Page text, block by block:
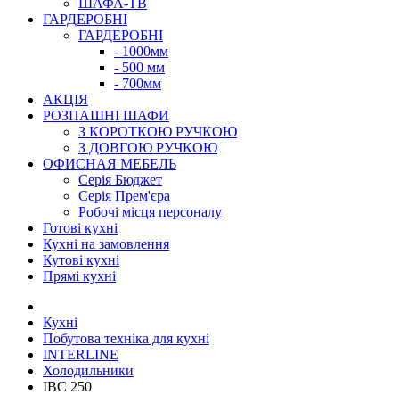
ШАФА-ТВ
ГАРДЕРОБНІ
ГАРДЕРОБНІ
- 1000мм
- 500 мм
- 700мм
АКЦІЯ
РОЗПАШНІ ШАФИ
З КОРОТКОЮ РУЧКОЮ
З ДОВГОЮ РУЧКОЮ
ОФИСНАЯ МЕБЕЛЬ
Серія Бюджет
Серія Прем'єра
Робочі місця персоналу
Готові кухні
Кухні на замовлення
Кутові кухні
Прямі кухні
Кухні
Побутова техніка для кухні
INTERLINE
Холодильники
IBC 250